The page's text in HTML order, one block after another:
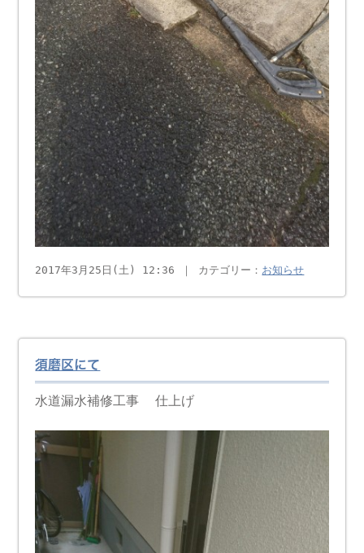
2017年3月25日(土) 12:36 ｜ カテゴリー： お知らせ
須磨区にて
水道漏水補修工事 仕上げ